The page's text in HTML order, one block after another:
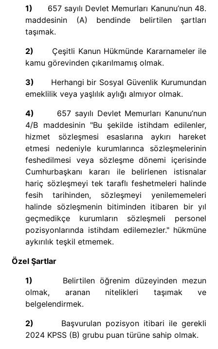
1) 657 sayılı Devlet Memurları Kanunu’nun 48.
maddesinin (A) bendinde belirtilen şartları
taşımak.
2) Çeşitli Kanun Hükmünde Kararnameler ile
kamu görevinden çıkarılmamış olmak.
3) Herhangi bir Sosyal Güvenlik Kurumundan
emeklilik veya yaşlılık aylığı almıyor olmak.
4) 657 sayılı Devlet Memurları Kanunu’nun
4/B maddesinin "Bu şekilde istihdam edilenler,
hizmet sözleşmesi esaslarına aykırı hareket
etmesi nedeniyle kurumlarınca sözleşmelerinin
feshedilmesi veya sözleşme dönemi içerisinde
Cumhurbaşkanı kararı ile belirlenen istisnalar
hariç sözleşmeyi tek taraflı feshetmeleri halinde
fesih tarihinden, sözleşmeyi yenilememeleri
halinde sözleşmenin bitiminden itibaren bir yıl
geçmedikçe kurumların sözleşmeli personel
pozisyonlarında istihdam edilemezler." hükmüne
aykırılık teşkil etmemek.
Özel Şartlar
1) Belirtilen öğrenim düzeyinden mezun
olmak, aranan nitelikleri taşımak ve
belgelendirmek.
2) Başvurulan pozisyon itibari ile gerekli
2024 KPSS (B) grubu puan türüne sahip olmak.